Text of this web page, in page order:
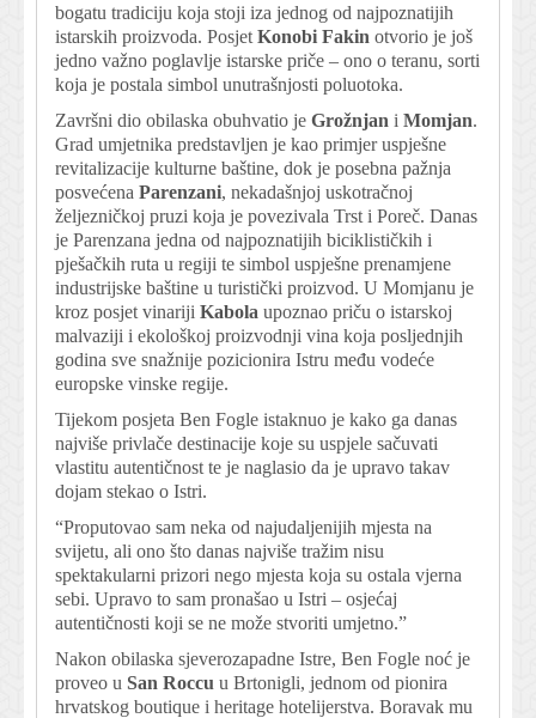
bogatu tradiciju koja stoji iza jednog od najpoznatijih
istarskih proizvoda. Posjet Konobi Fakin otvorio je još
jedno važno poglavlje istarske priče – ono o teranu, sorti
koja je postala simbol unutrašnjosti poluotoka.
Završni dio obilaska obuhvatio je Grožnjan i Momjan.
Grad umjetnika predstavljen je kao primjer uspješne
revitalizacije kulturne baštine, dok je posebna pažnja
posvećena Parenzani, nekadašnjoj uskotračnoj
željezničkoj pruzi koja je povezivala Trst i Poreč. Danas
je Parenzana jedna od najpoznatijih biciklističkih i
pješačkih ruta u regiji te simbol uspješne prenamjene
industrijske baštine u turistički proizvod. U Momjanu je
kroz posjet vinariji Kabola upoznao priču o istarskoj
malvaziji i ekološkoj proizvodnji vina koja posljednjih
godina sve snažnije pozicionira Istru među vodeće
europske vinske regije.
Tijekom posjeta Ben Fogle istaknuo je kako ga danas
najviše privlače destinacije koje su uspjele sačuvati
vlastitu autentičnost te je naglasio da je upravo takav
dojam stekao o Istri.
“Proputovao sam neka od najudaljenijih mjesta na
svijetu, ali ono što danas najviše tražim nisu
spektakularni prizori nego mjesta koja su ostala vjerna
sebi. Upravo to sam pronašao u Istri – osjećaj
autentičnosti koji se ne može stvoriti umjetno.”
Nakon obilaska sjeverozapadne Istre, Ben Fogle noć je
proveo u San Roccu u Brtonigli, jednom od pionira
hrvatskog boutique i heritage hotelijerstva. Boravak mu